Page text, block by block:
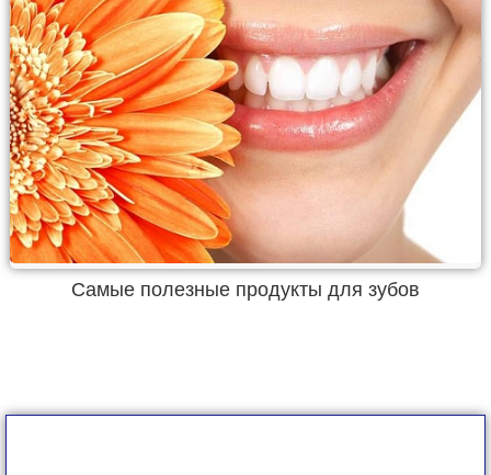
Самые полезные продукты для зубов